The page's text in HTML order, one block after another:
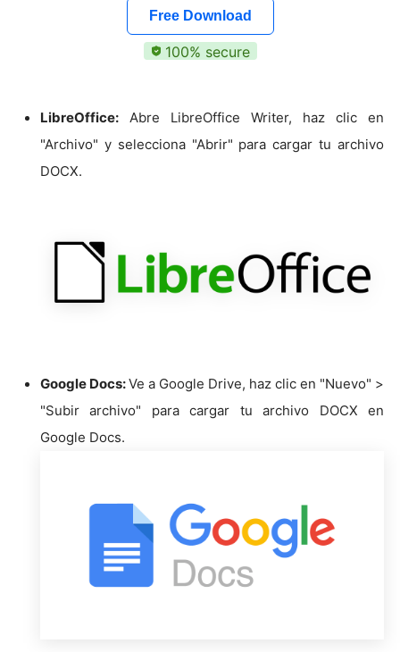
Free Download
100% secure
LibreOffice: Abre LibreOffice Writer, haz clic en
"Archivo" y selecciona "Abrir" para cargar tu archivo
DOCX.
Google Docs:Ve a Google Drive, haz clic en "Nuevo" >
"Subir archivo" para cargar tu archivo DOCX en
Google Docs.